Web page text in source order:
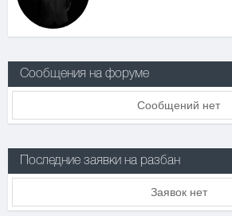
Сообщения на форуме
Сообщений нет
Последние заявки на разбан
Заявок нет